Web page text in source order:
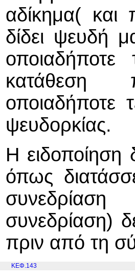
αδίκημα(
δίδει ψευδή
κατάθεση
οποιαδήποτε
ψευδορκίας.
Η ειδοποίηση
όπως
συνεδρίαση)
πριν από τη
ΚΕΦ.143